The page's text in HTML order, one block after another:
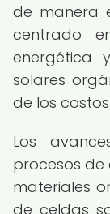
de manera
centrado
energética
solares
de los
Los
procesos
materiales
de celdas